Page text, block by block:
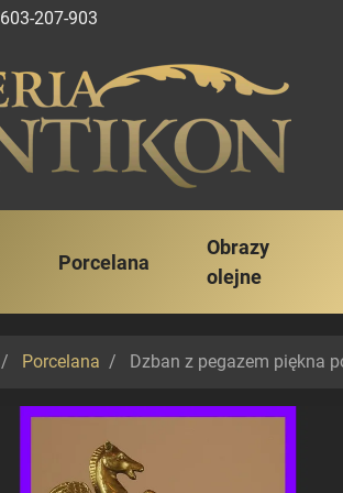
603-207-903
Porcelana
Obrazy
olejne
Porcelana Dzban z pegazem piękna